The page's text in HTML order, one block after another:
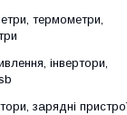
термометри,
інвертори,
зарядні